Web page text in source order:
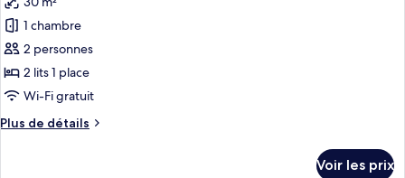
Chambre
Simple
Confort
les
photos
pour
ce
type
chambre :
1 chambre
2 personnes
2 lits 1 place
Wi-Fi gratuit
Plus de détails
Plus
Voir les prix